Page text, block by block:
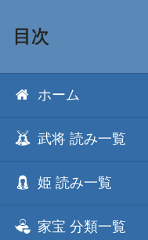
目次
ホーム
武将 読み一覧
姫 読み一覧
家宝 分類一覧